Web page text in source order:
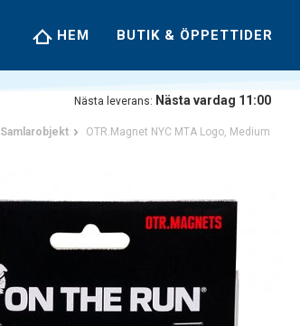
HEM BUTIK & ÖPPETTIDER
Nästa leverans: Nästa vardag 11:00
Samlarobjekt OTR.Magnet NYC MTA Logo, Medium